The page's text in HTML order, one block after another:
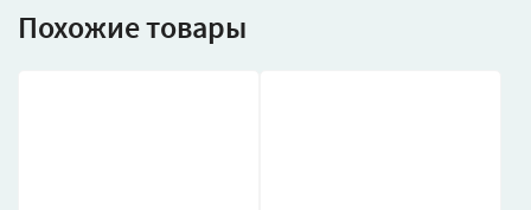
Похожие товары